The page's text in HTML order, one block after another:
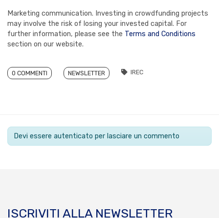
Marketing communication. Investing in crowdfunding projects
may involve the risk of losing your invested capital. For
further information, please see the Terms and Conditions
section on our website.
0 COMMENTI NEWSLETTER IREC
Devi essere autenticato per lasciare un commento
ISCRIVITI ALLA NEWSLETTER